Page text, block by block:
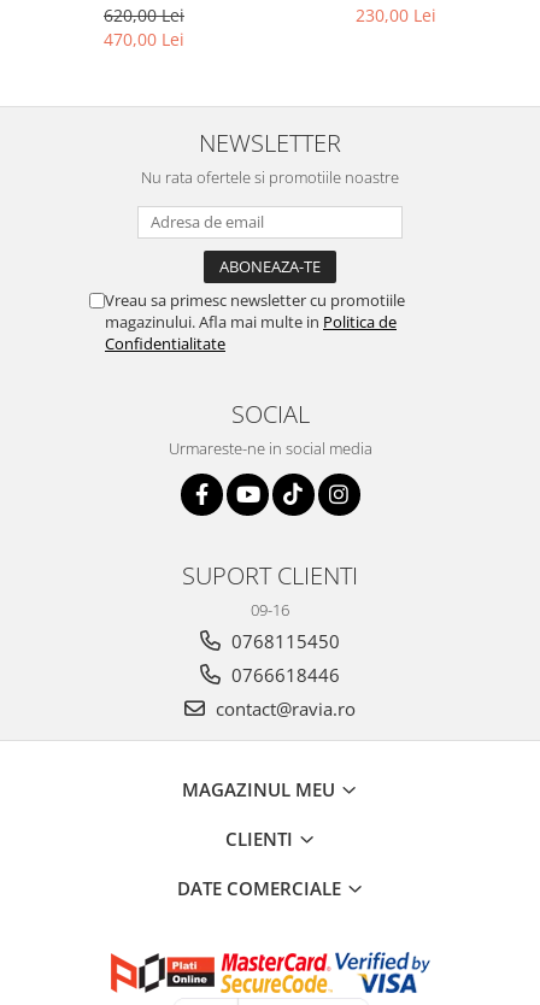
620,00 Lei
470,00 Lei
230,00 Lei
NEWSLETTER
Nu rata ofertele si promotiile noastre
Vreau sa primesc newsletter cu promotiile
magazinului. Afla mai multe in Politica de
Confidentialitate
SOCIAL
Urmareste-ne in social media
SUPORT CLIENTI
09-16
0768115450
0766618446
contact@ravia.ro
MAGAZINUL MEU
CLIENTI
DATE COMERCIALE